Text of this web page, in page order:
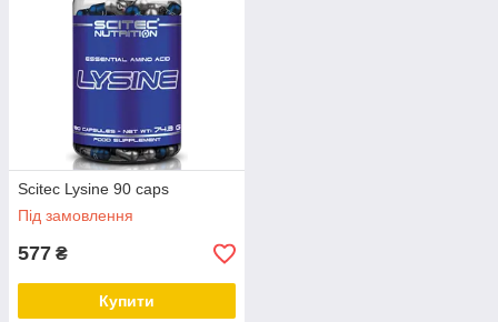
Scitec Lysine 90 caps
Під замовлення
577 ₴
Купити